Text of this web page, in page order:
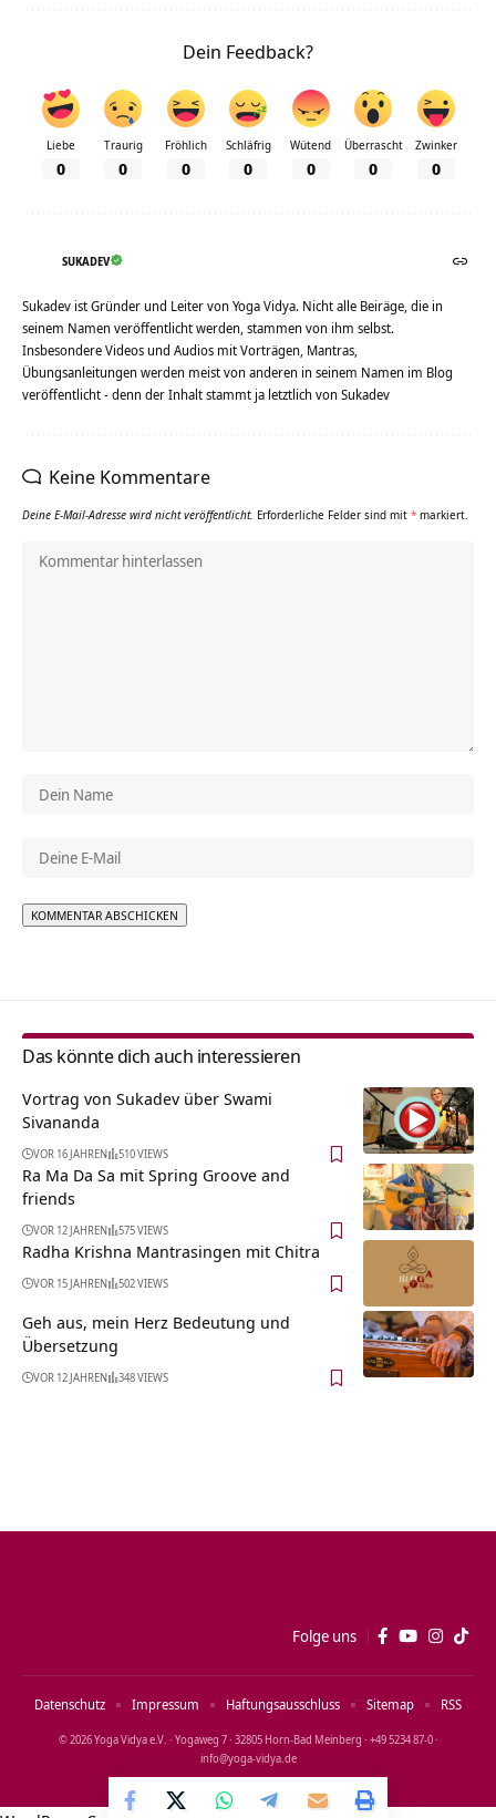
Dein Feedback?
Liebe
0
Traurig
0
Fröhlich
0
Schläfrig
0
Wütend
0
Überrascht
0
Zwinker
0
SUKADEV
Sukadev ist Gründer und Leiter von Yoga Vidya. Nicht alle Beiräge, die in
seinem Namen veröffentlicht werden, stammen von ihm selbst.
Insbesondere Videos und Audios mit Vorträgen, Mantras,
Übungsanleitungen werden meist von anderen in seinem Namen im Blog
veröffentlicht - denn der Inhalt stammt ja letztlich von Sukadev
Keine Kommentare
Deine E-Mail-Adresse wird nicht veröffentlicht. Erforderliche Felder sind mit * markiert.
Das könnte dich auch interessieren
Vortrag von Sukadev über Swami
Sivananda
VOR 16 JAHREN 510 VIEWS
Ra Ma Da Sa mit Spring Groove and
friends
VOR 12 JAHREN 575 VIEWS
Radha Krishna Mantrasingen mit Chitra
VOR 15 JAHREN 502 VIEWS
Geh aus, mein Herz Bedeutung und
Übersetzung
VOR 12 JAHREN 348 VIEWS
Folge uns
© 2026 Yoga Vidya e.V. · Yogaweg 7 · 32805 Horn‑Bad Meinberg · +49 5234 87‑0 ·
info@yoga‑vidya.de
Datenschutz Impressum Haftungsausschluss Sitemap RSS